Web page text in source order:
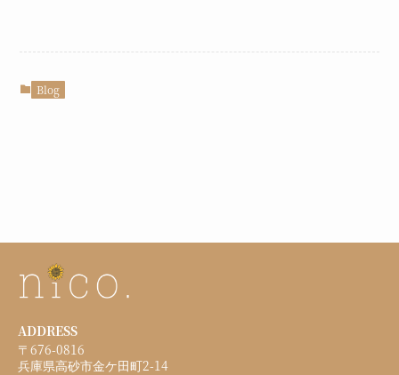
Blog
ADDRESS
〒676-0816
兵庫県高砂市金ケ田町2-14